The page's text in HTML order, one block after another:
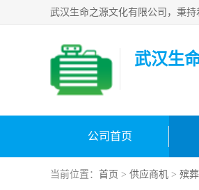
武汉生
公司首页
当前位置： 首页 > 供应商机 > 殡